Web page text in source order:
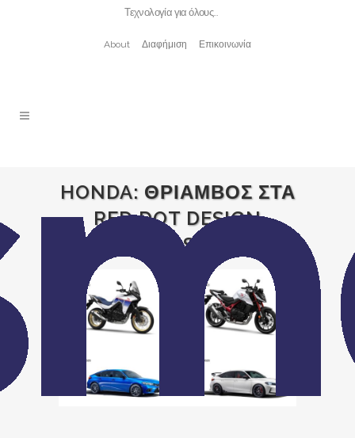
Τεχνολογία για όλους…
About Διαφήμιση Επικοινωνία
HONDA: ΘΡΙΑΜΒΟΣ ΣΤΑ
RED DOT DESIGN
AWARDS 2023